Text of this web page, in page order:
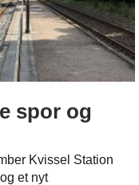
spor og
Kvissel Station
et nyt